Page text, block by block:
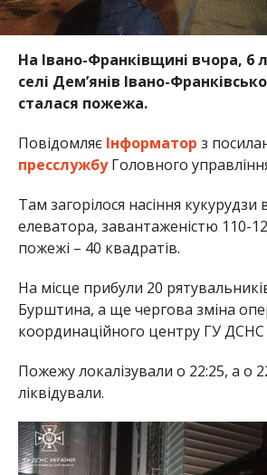
На Івано-Франківщині вчора, 6
селі Дем’янів Івано-
сталася пожежа.
Повідомляє Інформатор з
пресслужбуГоловного
Там загорілося насіння кукурудзи
елеватора, завантаженістю 110-
пожежі – 40 квадратів.
На місце прибули 20
Бурштина, а ще чергова зміна
координаційного центру ГУ ДСНС
Пожежу локалізували о 22:25, а о
ліквідували.